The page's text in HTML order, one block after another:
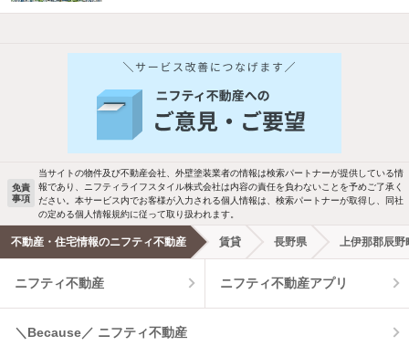
他の人はこんな条件で絞り込んでいます！
バス・トイレ別 2階以上
駐車場あり ペット相談
洗濯機置場あり 独立洗面台
エアコンあり 都市ガス
温水洗浄便座 オートロック
コンロ2口以上
免責
事項
当サイトの物件及び不動産会社、外壁塗装業者の情報は検索パートナーが提供している情
報であり、ニフティライフスタイル株式会社は内容の責任を負わないことを予めご了承く
ださい。本サービス内でお客様が入力される個人情報は、検索パートナーが取得し、同社
の定める個人情報規約に従って取り扱われます。
不動産・住宅情報のニフティ不動産 賃貸 長野県 上伊那郡辰野
ニフティ不動産 ニフティ不動産アプリ
＼Because／ ニフティ不動産